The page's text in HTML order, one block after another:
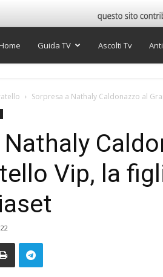
Guida TV Ascolti Tv
Sorpresa a Nathaly Caldonazzo al
Vip, la